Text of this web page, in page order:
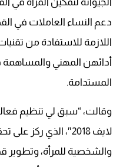
الجيوانة لتمكين المرأة في
دعم النساء العاملات في
اللازمة للاستفادة من
أدائهن المهني والمساهمة
المستدامة.
وقالت، “سبق لي تنظيم
لايف 2018″، الذي ركز
والشخصية للمرأة، وتطوير